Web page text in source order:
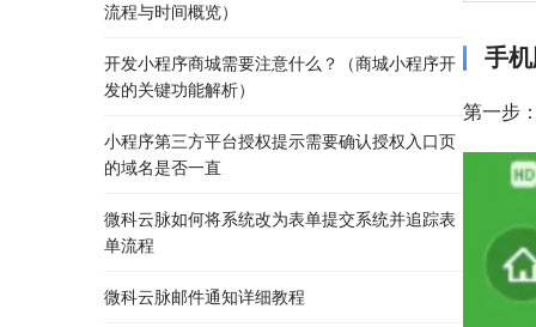
手
第一步
流程与时间概览）
开发小程序商城需要注意什么？（商城小程序开
发的关键功能解析）
小程序第三方平台授权提示需要确认授权入口页
的域名是否一直
微科云脉如何将系统改为表单提交系统并追踪表
单流程
微科云脉邮件通知详细教程